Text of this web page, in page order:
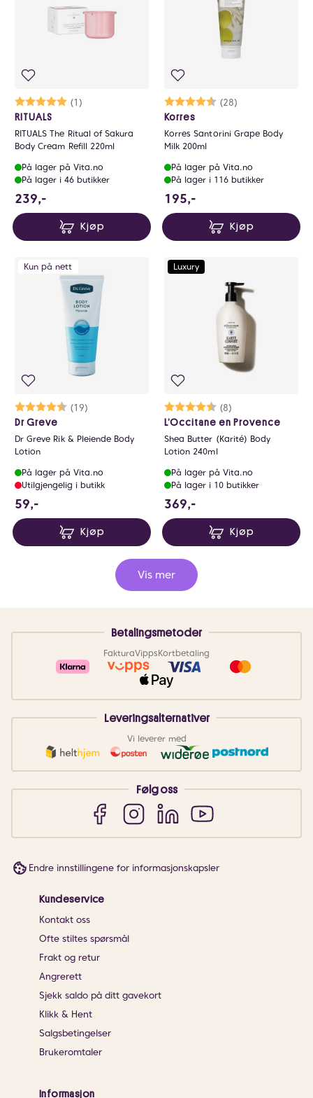
Karakter:
(1)
5.0 av 5 mulige
RITUALS
RITUALS The Ritual of Sakura
Body Cream Refill 220ml
På lager på Vita.no
På lager i 46 butikker
239,-
Kjøp
Karakter:
(28)
4.8 av 5 mulige
Korres
Korres Santorini Grape Body
Milk 200ml
På lager på Vita.no
På lager i 116 butikker
195,-
Kjøp
Kun på nett
Karakter:
(19)
4.3 av 5 mulige
Dr Greve
Dr Greve Rik & Pleiende Body
Lotion
På lager på Vita.no
Utilgjengelig i butikk
59,-
Kjøp
Luxury
Karakter:
(8)
4.6 av 5 mulige
L’Occitane en Provence
Shea Butter (Karité) Body
Lotion 240ml
På lager på Vita.no
På lager i 10 butikker
369,-
Kjøp
Vis mer
Betalingsmetoder
FakturaVippsKortbetaling
Leveringsalternativer
Vi leverer med
Følg oss
Endre innstillingene for informasjonskapsler
Kundeservice
Kontakt oss
Ofte stiltes spørsmål
Frakt og retur
Angrerett
Sjekk saldo på ditt gavekort
Klikk & Hent
Salgsbetingelser
Brukeromtaler
Informasjon